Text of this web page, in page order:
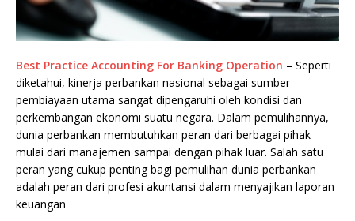
Best Practice Accounting For Banking Operation – Seperti
diketahui, kinerja perbankan nasional sebagai sumber
pembiayaan utama sangat dipengaruhi oleh kondisi dan
perkembangan ekonomi suatu negara. Dalam pemulihannya,
dunia perbankan membutuhkan peran dari berbagai pihak
mulai dari manajemen sampai dengan pihak luar. Salah satu
peran yang cukup penting bagi pemulihan dunia perbankan
adalah peran dari profesi akuntansi dalam menyajikan laporan
keuangan